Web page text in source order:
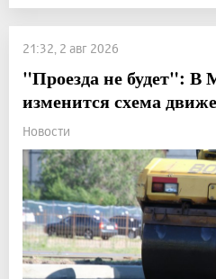
21:32, 2 авг 2026
"Проезда не будет": В
изменится схема
Новости